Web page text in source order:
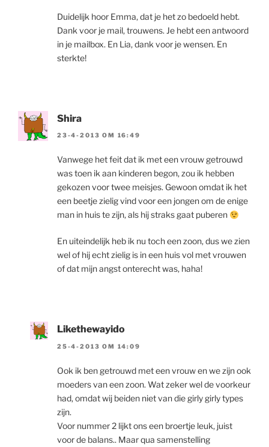
Duidelijk hoor Emma, dat je het zo bedoeld hebt.
Dank voor je mail, trouwens. Je hebt een antwoord
in je mailbox. En Lia, dank voor je wensen. En
sterkte!
Shira
23-4-2013 OM 16:49
Vanwege het feit dat ik met een vrouw getrouwd
was toen ik aan kinderen begon, zou ik hebben
gekozen voor twee meisjes. Gewoon omdat ik het
een beetje zielig vind voor een jongen om de enige
man in huis te zijn, als hij straks gaat puberen
En uiteindelijk heb ik nu toch een zoon, dus we zien
wel of hij echt zielig is in een huis vol met vrouwen
of dat mijn angst onterecht was, haha!
Likethewayido
25-4-2013 OM 14:09
Ook ik ben getrouwd met een vrouw en we zijn ook
moeders van een zoon. Wat zeker wel de voorkeur
had, omdat wij beiden niet van die girly girly types
zijn.
Voor nummer 2 lijkt ons een broertje leuk, juist
voor de balans.. Maar qua samenstelling